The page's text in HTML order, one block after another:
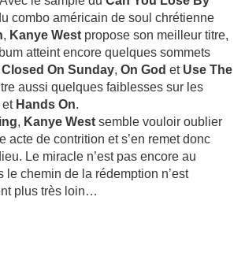
combo américain de soul chrétienne
, Kanye West propose son meilleur titre,
atteint encore quelques sommets
Closed On Sunday, On God et Use The
aussi quelques faiblesses sur les
et Hands On.
, Kanye West semble vouloir oublier
acte de contrition et s’en remet donc
Le miracle n’est pas encore au
le chemin de la rédemption n’est
plus très loin…